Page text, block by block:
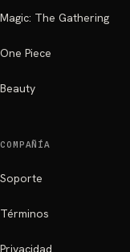
Magic: The Gathering
One Piece
Beauty
COMPAÑÍA
Soporte
Términos
Privacidad